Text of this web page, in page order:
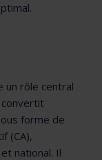
un rôle central
convertit
forme de
(CA),
national. Il